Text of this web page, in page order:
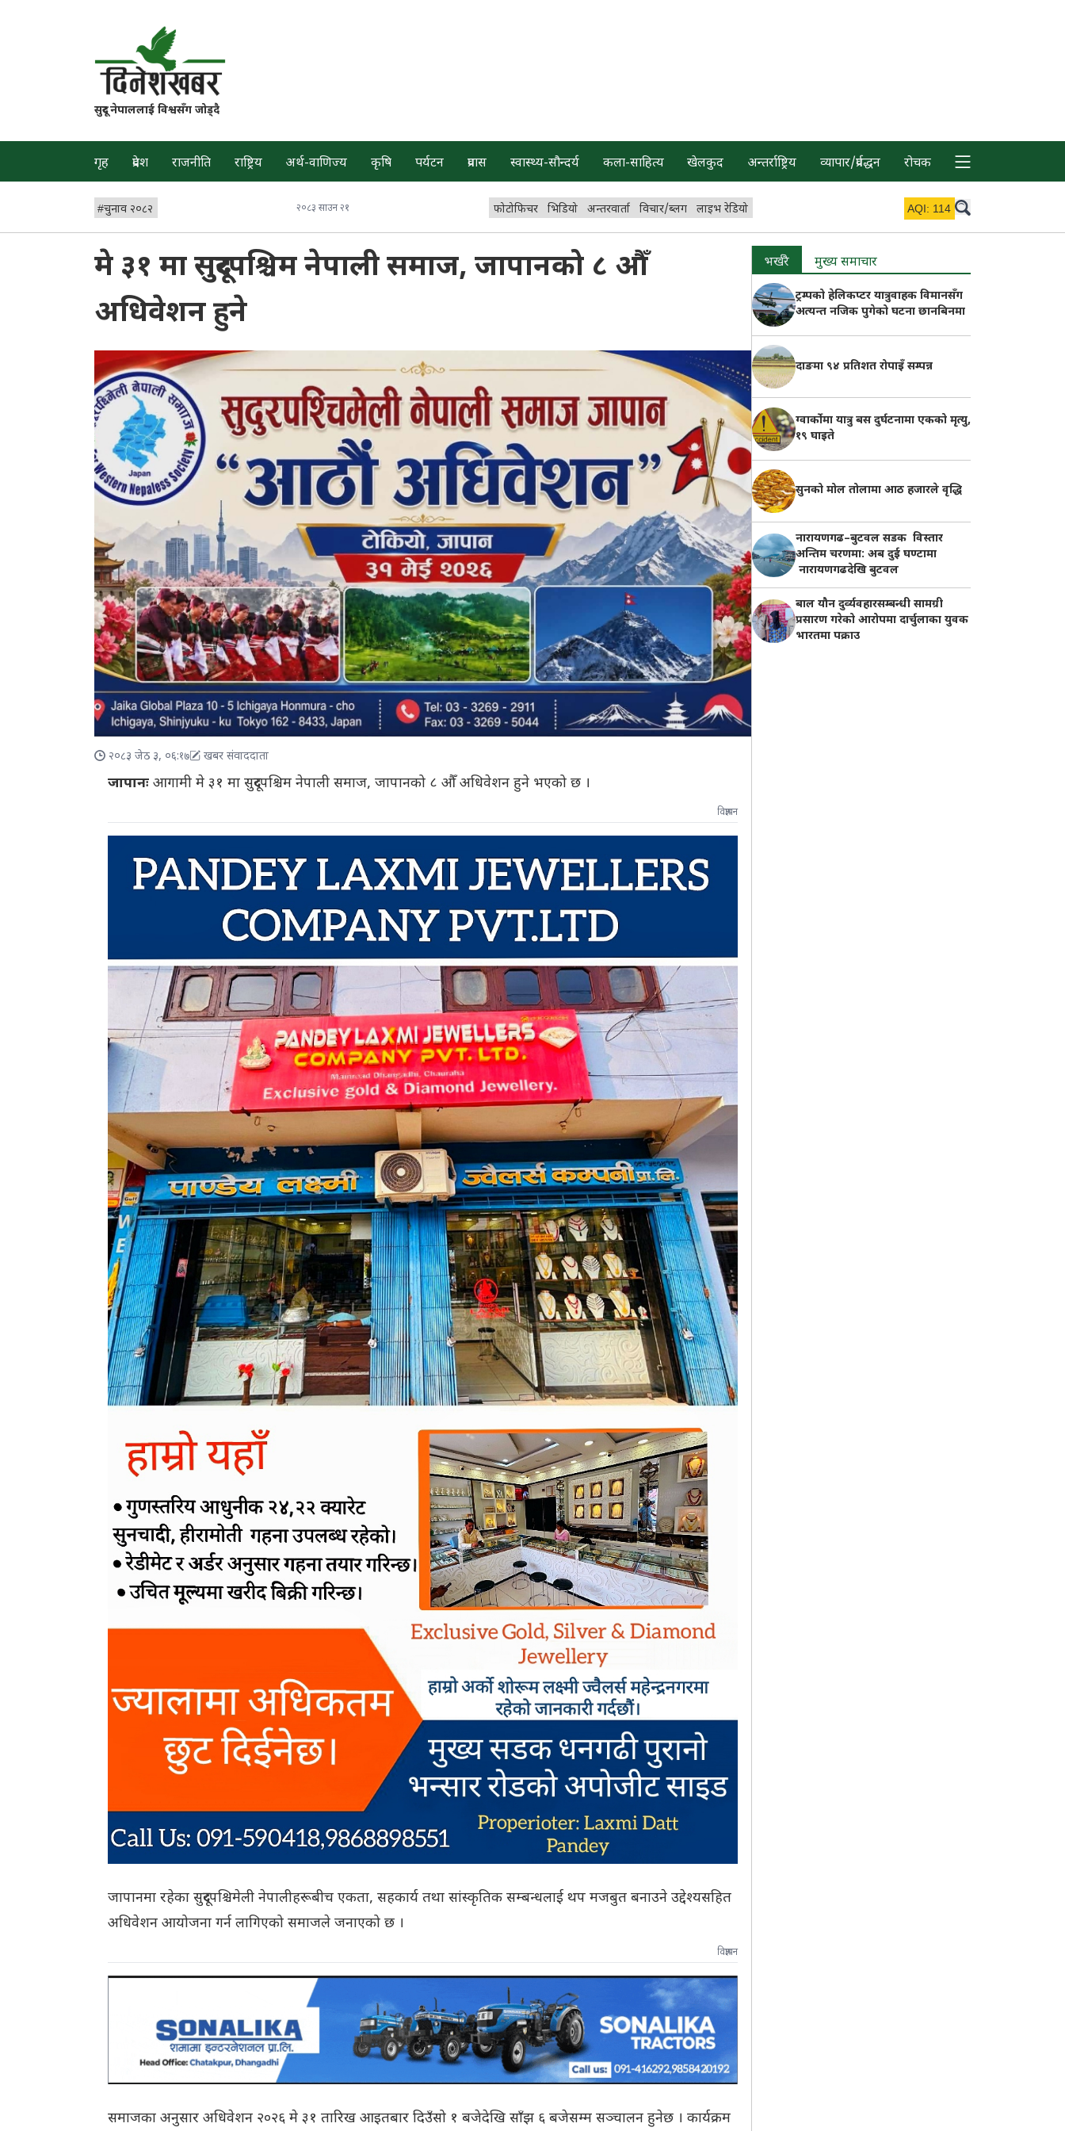
सुदूर नेपाललाई विश्वसँग जोड्दै
गृह प्रदेश राजनीति राष्ट्रिय अर्थ-वाणिज्य कृषि पर्यटन प्रवास स्वास्थ्य-सौन्दर्य कला-साहित्य खेलकुद अन्तर्राष्ट्रिय व्यापार/प्रर्वद्धन रोचक
#चुनाव २०८२ २०८३ साउन २१ फोटोफिचर भिडियो अन्तरवार्ता विचार/ब्लग लाइभ रेडियो AQI: 114
मे ३१ मा सुदूरपश्चिम नेपाली समाज, जापानको ८ औँ
अधिवेशन हुने
२०८३ जेठ ३, ०६:१७ खबर संवाददाता
जापानःआगामी मे ३१ मा सुदूरपश्चिम नेपाली समाज, जापानको ८ औँ अधिवेशन हुने भएको छ ।
विज्ञापन
जापानमा रहेका सुदूरपश्चिमेली नेपालीहरूबीच एकता, सहकार्य तथा सांस्कृतिक सम्बन्धलाई थप मजबुत बनाउने उद्देश्यसहित
अधिवेशन आयोजना गर्न लागिएको समाजले जनाएको छ ।
विज्ञापन
समाजका अनुसार अधिवेशन २०२६ मे ३१ तारिख आइतबार दिउँसो १ बजेदेखि साँझ ६ बजेसम्म सञ्चालन हुनेछ । कार्यक्रम
भर्खरै मुख्य समाचार
ट्रम्पको हेलिकप्टर यात्रुवाहक विमानसँग
अत्यन्त नजिक पुगेको घटना छानबिनमा
दाङमा ९४ प्रतिशत रोपाइँ सम्पन्न
ग्वार्कोमा यात्रु बस दुर्घटनामा एकको मृत्यु,
१९ घाइते
सुनको मोल तोलामा आठ हजारले वृद्धि
नारायणगढ–बुटवल सडक विस्तार
अन्तिम चरणमा: अब दुई घण्टामा
नारायणगढदेखि बुटवल
बाल यौन दुर्व्यवहारसम्बन्धी सामग्री
प्रसारण गरेको आरोपमा दार्चुलाका युवक
भारतमा पक्राउ